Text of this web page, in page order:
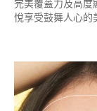
完美覆蓋力及高度
悅享受鼓舞人心的